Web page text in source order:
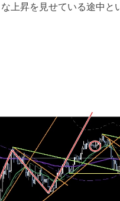
上昇を見せている途中と